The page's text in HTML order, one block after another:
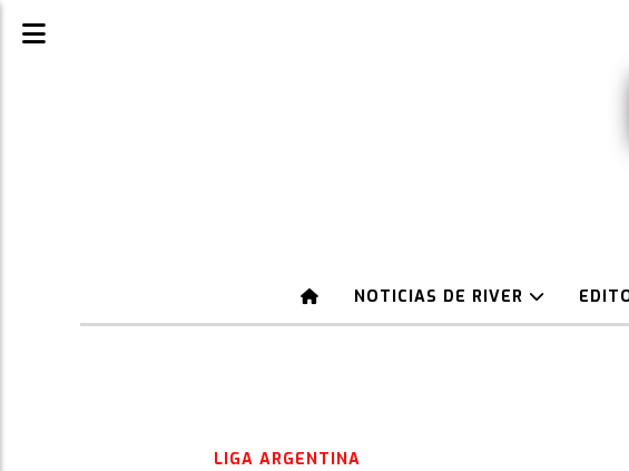
NOTICIAS DE RIVER
LIGA ARGENTINA